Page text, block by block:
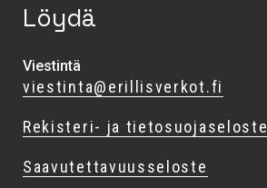
Löydä
Viestintä
viestinta@erillisverkot.fi
Rekisteri- ja tietosuojaseloste
Saavutettavuusseloste